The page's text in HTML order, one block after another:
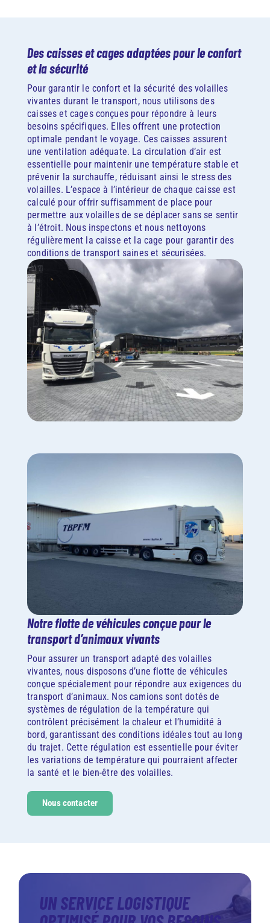
Des caisses et cages adaptées pour le confort
et la sécurité
Pour garantir le confort et la sécurité des volailles
vivantes durant le transport, nous utilisons des
caisses et cages conçues pour répondre à leurs
besoins spécifiques. Elles offrent une protection
optimale pendant le voyage. Ces caisses assurent
une ventilation adéquate. La circulation d’air est
essentielle pour maintenir une température stable et
prévenir la surchauffe, réduisant ainsi le stress des
volailles. L’espace à l’intérieur de chaque caisse est
calculé pour offrir suffisamment de place pour
permettre aux volailles de se déplacer sans se sentir
à l’étroit. Nous inspectons et nous nettoyons
régulièrement la caisse et la cage pour garantir des
conditions de transport saines et sécurisées.
Notre flotte de véhicules conçue pour le
transport d’animaux vivants
Pour assurer un transport adapté des volailles
vivantes, nous disposons d’une flotte de véhicules
conçue spécialement pour répondre aux exigences du
transport d’animaux. Nos camions sont dotés de
systèmes de régulation de la température qui
contrôlent précisément la chaleur et l’humidité à
bord, garantissant des conditions idéales tout au long
du trajet. Cette régulation est essentielle pour éviter
les variations de température qui pourraient affecter
la santé et le bien-être des volailles.
Nous contacter
UN SERVICE LOGISTIQUE